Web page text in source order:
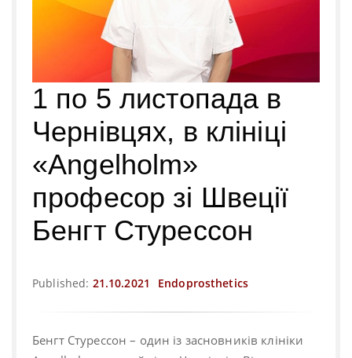
1 по 5 листопада в
Чернівцях, в клініці
«Angelholm»
професор зі Швеції
Бенгт Стурессон
Published: 21.10.2021 Endoprosthetics
Бенгт Стурессон – один із засновників клініки